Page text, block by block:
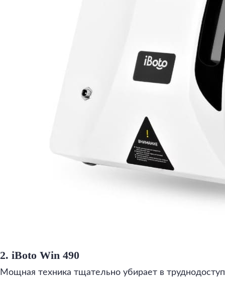
2. iBoto Win 490
Мощная техника тщательно убирает в